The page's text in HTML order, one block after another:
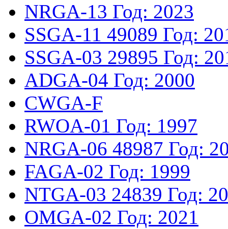
NRGA-13 Год: 2023
SSGA-11 49089 Год:
SSGA-03 29895 Год:
ADGA-04 Год: 2000
CWGA-F
RWOA-01 Год: 1997
NRGA-06 48987 Год:
FAGA-02 Год: 1999
NTGA-03 24839 Год:
OMGA-02 Год: 2021